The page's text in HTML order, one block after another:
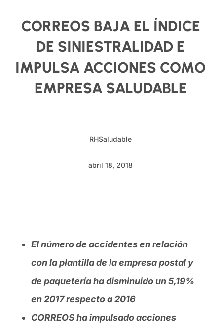
CORREOS BAJA EL ÍNDICE
DE SINIESTRALIDAD E
IMPULSA ACCIONES COMO
EMPRESA SALUDABLE
RHSaludable
abril 18, 2018
El número de accidentes en relación
con la plantilla de la empresa postal y
de paquetería ha disminuido un 5,19%
en 2017 respecto a 2016
CORREOS ha impulsado acciones